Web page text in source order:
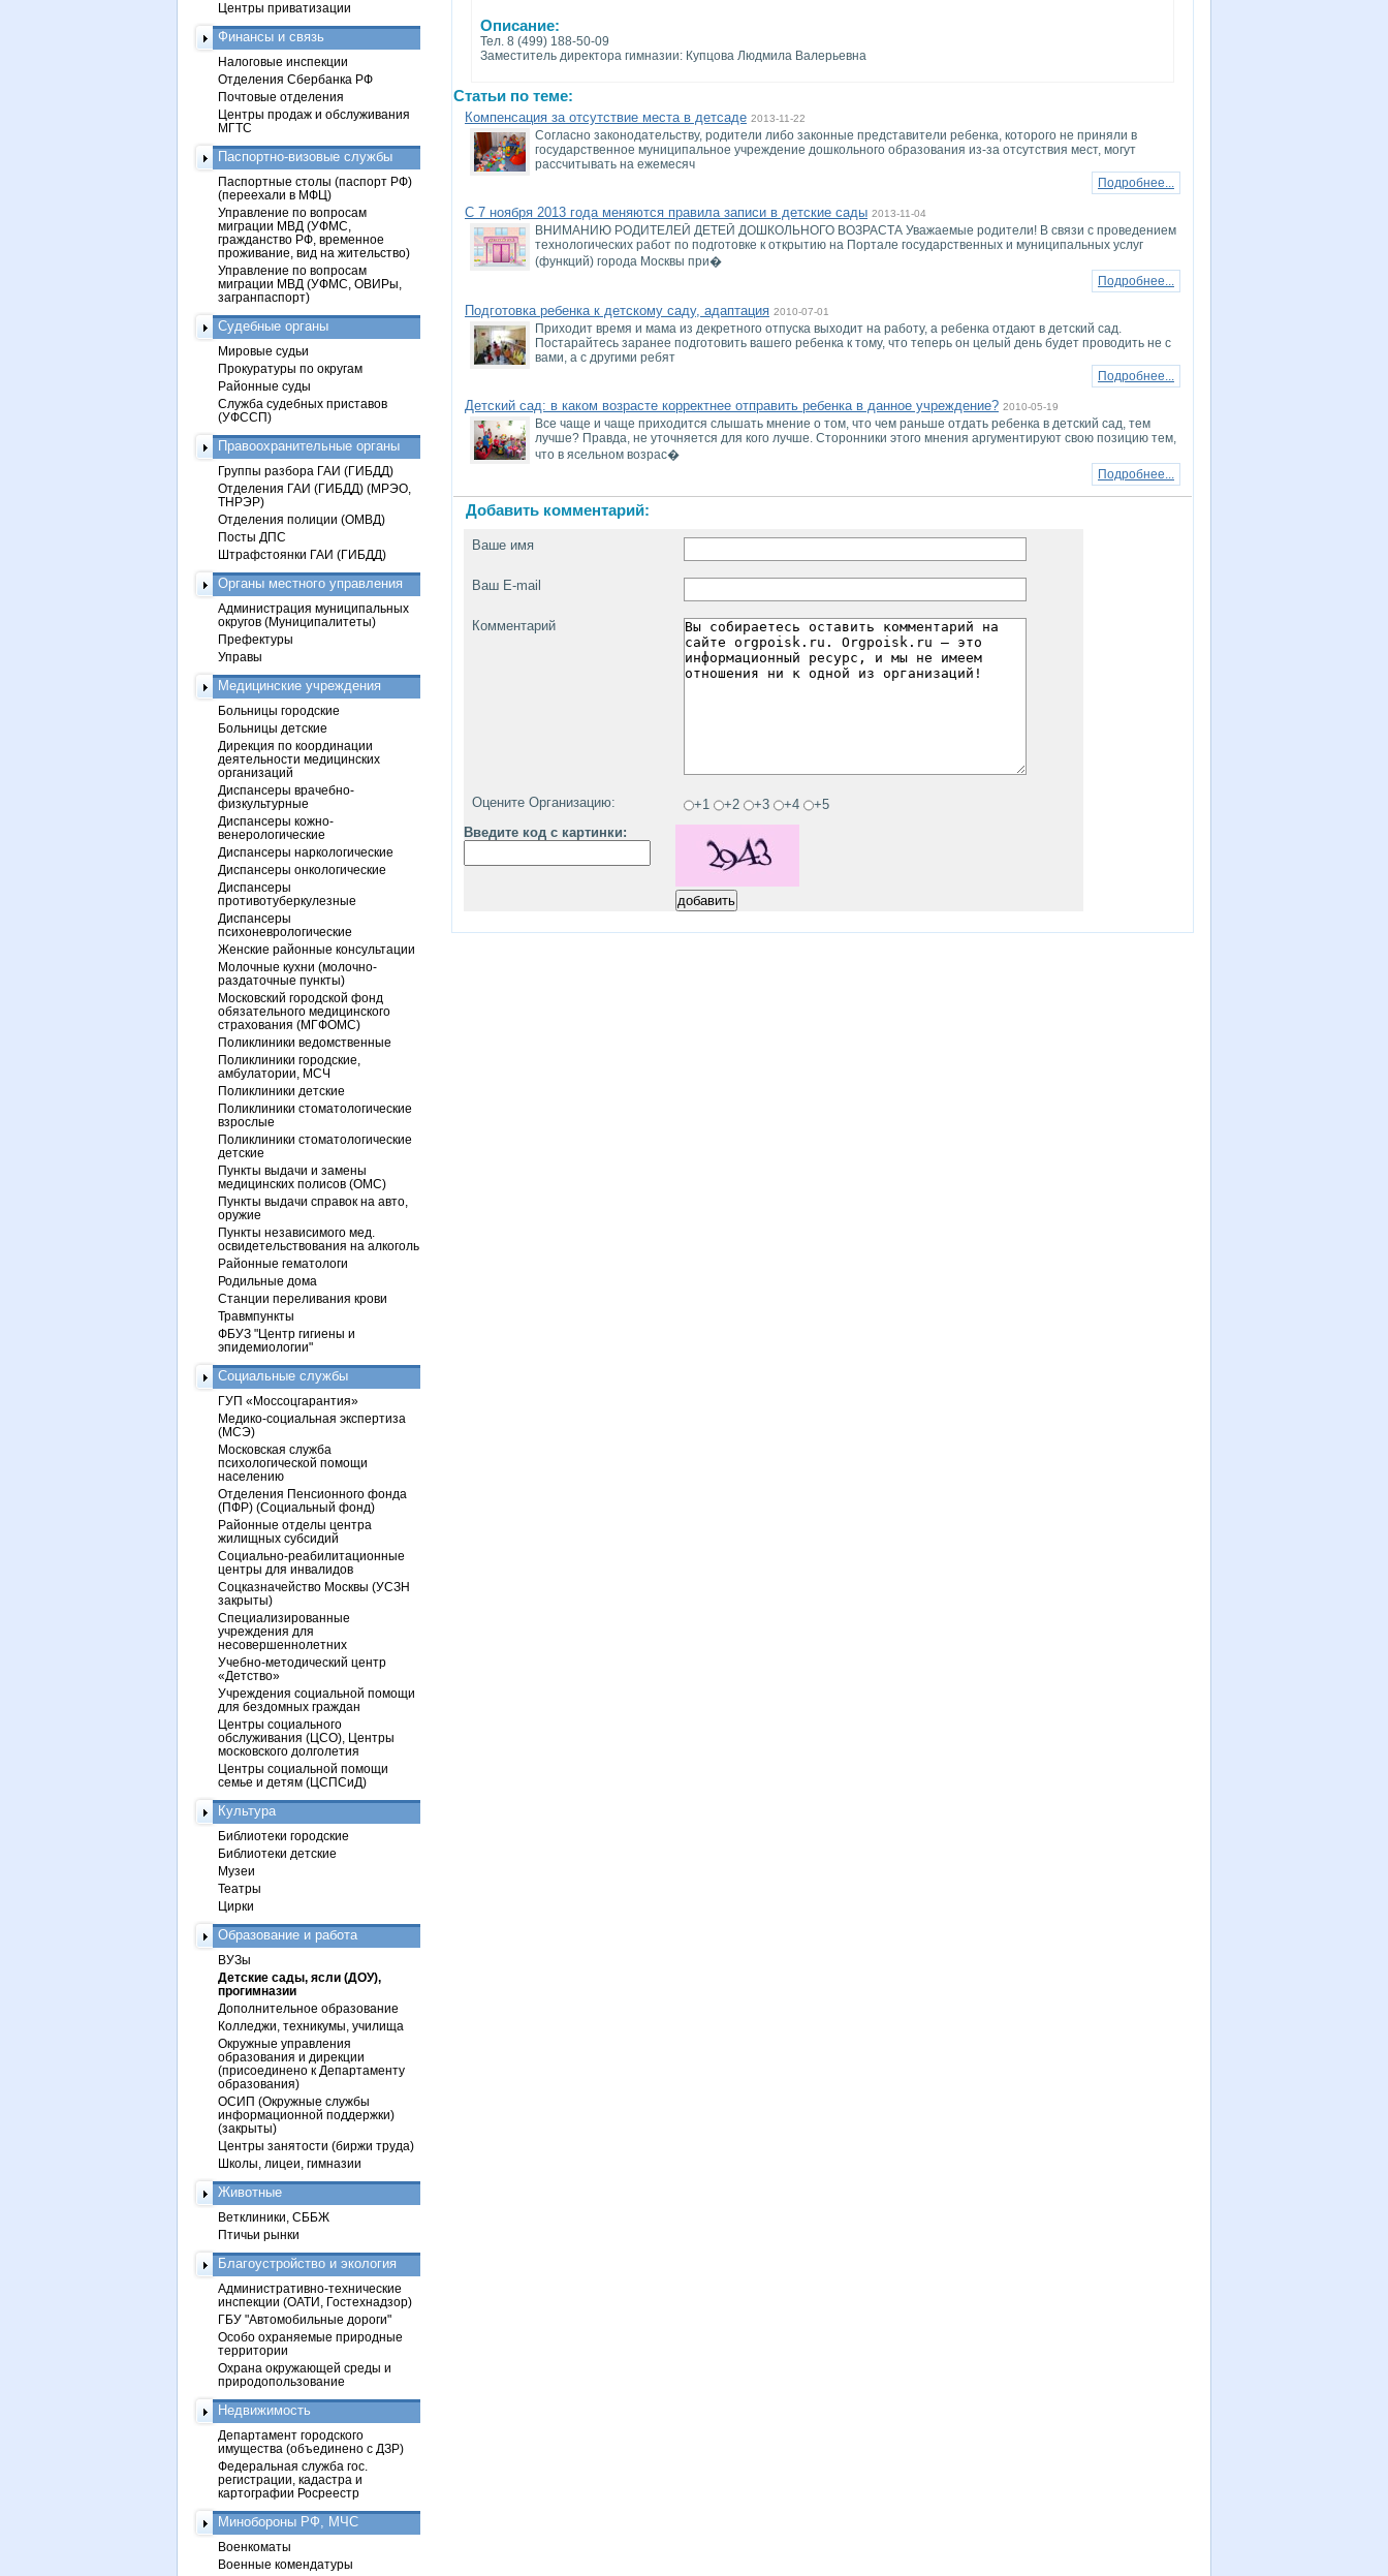
Описание:
Тел. 8 (499) 188-50-09
Заместитель директора гимназии: Купцова Людмила Валерьевна
Статьи по теме:
Компенсация за отсутствие места в детсаде 2013-11-22
Согласно законодательству, родители либо законные представители ребенка, которого не приняли в
государственное муниципальное учреждение дошкольного образования из-за отсутствия мест, могут
рассчитывать на ежемесяч
Подробнее...
С 7 ноября 2013 года меняются правила записи в детские сады 2013-11-04
ВНИМАНИЮ РОДИТЕЛЕЙ ДЕТЕЙ ДОШКОЛЬНОГО ВОЗРАСТА Уважаемые родители! В связи с проведением
технологических работ по подготовке к открытию на Портале государственных и муниципальных услуг
(функций) города Москвы при�
Подробнее...
Подготовка ребенка к детскому саду, адаптация 2010-07-01
Приходит время и мама из декретного отпуска выходит на работу, а ребенка отдают в детский сад.
Постарайтесь заранее подготовить вашего ребенка к тому, что теперь он целый день будет проводить не с
вами, а с другими ребят
Подробнее...
Детский сад: в каком возрасте корректнее отправить ребенка в данное учреждение? 2010-05-19
Все чаще и чаще приходится слышать мнение о том, что чем раньше отдать ребенка в детский сад, тем
лучше? Правда, не уточняется для кого лучше. Сторонники этого мнения аргументируют свою позицию тем,
что в ясельном возрас�
Подробнее...
Добавить комментарий:
Ваше имя
Ваш E-mail
Комментарий
Оцените Организацию: +1 +2 +3 +4
+5
Введите код с картинки:
Центры приватизации
Финансы и связь
Налоговые инспекции
Отделения Сбербанка РФ
Почтовые отделения
Центры продаж и обслуживания
МГТС
Паспортно-визовые службы
Паспортные столы (паспорт РФ)
(переехали в МФЦ)
Управление по вопросам
миграции МВД (УФМС,
гражданство РФ, временное
проживание, вид на жительство)
Управление по вопросам
миграции МВД (УФМС, ОВИРы,
загранпаспорт)
Судебные органы
Мировые судьи
Прокуратуры по округам
Районные суды
Служба судебных приставов
(УФССП)
Правоохранительные органы
Группы разбора ГАИ (ГИБДД)
Отделения ГАИ (ГИБДД) (МРЭО,
ТНРЭР)
Отделения полиции (ОМВД)
Посты ДПС
Штрафстоянки ГАИ (ГИБДД)
Органы местного управления
Администрация муниципальных
округов (Муниципалитеты)
Префектуры
Управы
Медицинские учреждения
Больницы городские
Больницы детские
Дирекция по координации
деятельности медицинских
организаций
Диспансеры врачебно-
физкультурные
Диспансеры кожно-
венерологические
Диспансеры наркологические
Диспансеры онкологические
Диспансеры
противотуберкулезные
Диспансеры
психоневрологические
Женские районные консультации
Молочные кухни (молочно-
раздаточные пункты)
Московский городской фонд
обязательного медицинского
страхования (МГФОМС)
Поликлиники ведомственные
Поликлиники городские,
амбулатории, МСЧ
Поликлиники детские
Поликлиники стоматологические
взрослые
Поликлиники стоматологические
детские
Пункты выдачи и замены
медицинских полисов (ОМС)
Пункты выдачи справок на авто,
оружие
Пункты независимого мед.
освидетельствования на алкоголь
Районные гематологи
Родильные дома
Станции переливания крови
Травмпункты
ФБУЗ "Центр гигиены и
эпидемиологии"
Социальные службы
ГУП «Моссоцгарантия»
Медико-социальная экспертиза
(МСЭ)
Московская служба
психологической помощи
населению
Отделения Пенсионного фонда
(ПФР) (Социальный фонд)
Районные отделы центра
жилищных субсидий
Социально-реабилитационные
центры для инвалидов
Соцказначейство Москвы (УСЗН
закрыты)
Специализированные
учреждения для
несовершеннолетних
Учебно-методический центр
«Детство»
Учреждения социальной помощи
для бездомных граждан
Центры социального
обслуживания (ЦСО), Центры
московского долголетия
Центры социальной помощи
семье и детям (ЦСПСиД)
Культура
Библиотеки городские
Библиотеки детские
Музеи
Театры
Цирки
Образование и работа
ВУЗы
Детские сады, ясли (ДОУ),
прогимназии
Дополнительное образование
Колледжи, техникумы, училища
Окружные управления
образования и дирекции
(присоединено к Департаменту
образования)
ОСИП (Окружные службы
информационной поддержки)
(закрыты)
Центры занятости (биржи труда)
Школы, лицеи, гимназии
Животные
Ветклиники, СББЖ
Птичьи рынки
Благоустройство и экология
Административно-технические
инспекции (ОАТИ, Гостехнадзор)
ГБУ "Автомобильные дороги"
Особо охраняемые природные
территории
Охрана окружающей среды и
природопользование
Недвижимость
Департамент городского
имущества (объединено с ДЗР)
Федеральная служба гос.
регистрации, кадастра и
картографии Росреестр
Минобороны РФ, МЧС
Военкоматы
Военные комендатуры